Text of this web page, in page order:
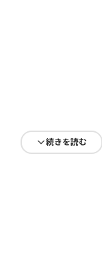
続きを読む
続きを読む
続きを読む
続きを読む
続きを読む
続きを読む
続きを読む
続きを読む
続きを読む
続きを読む
続きを読む
続きを読む
続きを読む
続きを読む
続きを読む
続きを読む
続きを読む
続きを読む
続きを読む
続きを読む